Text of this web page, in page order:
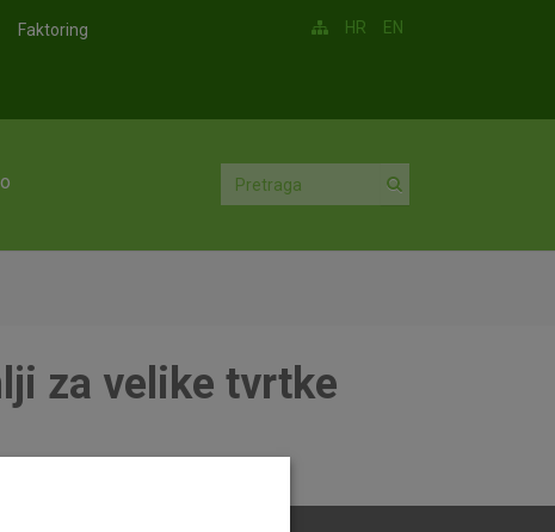
Faktoring HR EN
za velike tvrtke